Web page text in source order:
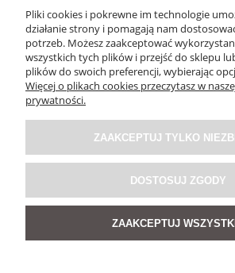
OBSŁUGA
O NAS /
MOJE KONTO
SOCIAL MEDIA
Pliki cookies i pokrewne im technologie
działanie strony i pomagają nam
potrzeb. Możesz zaakceptować
wszystkich tych plików i przejść do sklepu
plików do swoich preferencji, wybierając
Więcej o plikach cookies przeczytasz w
prywatności.
ZAAKCEPTUJ TYLKO
DOSTOSUJ ZGODY
ZAAKCEPTUJ